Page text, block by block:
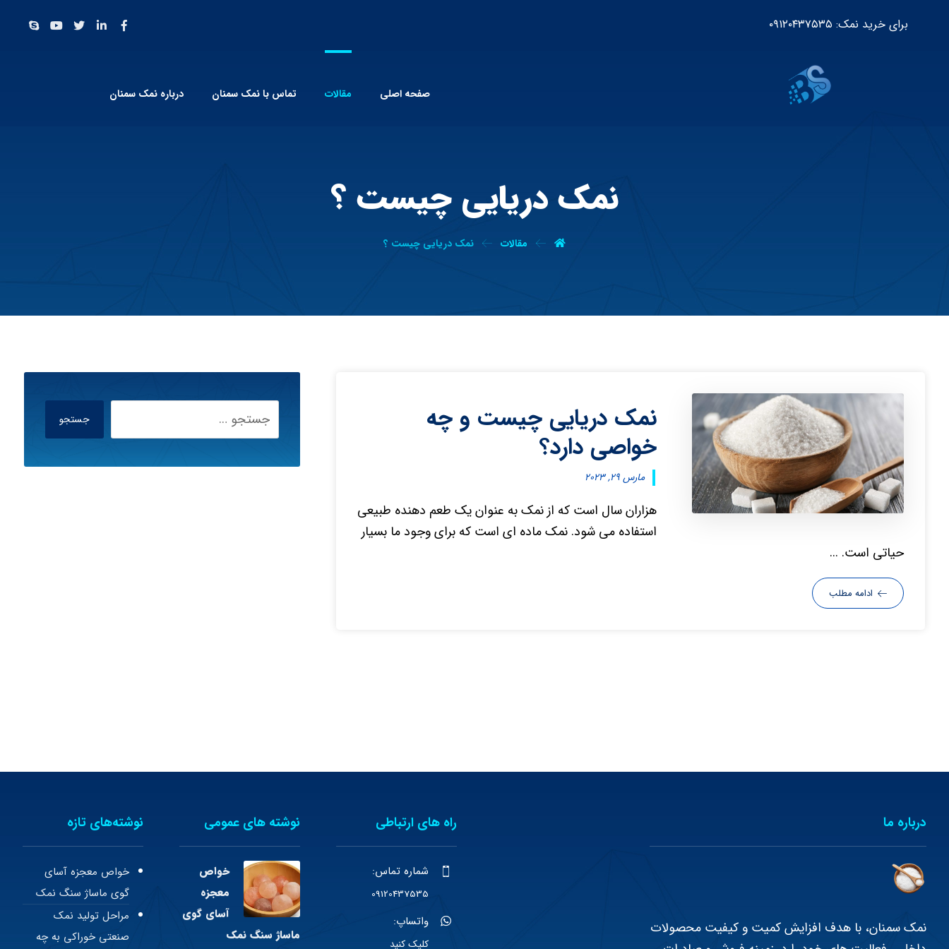
برای خرید نمک: ۰۹۱۲۰۴۳۷۵۳۵
صفحه اصلی مقالات تماس با نمک سمنان درباره نمک سمنان
نمک دریایی چیست ؟
مقالات نمک دریایی چیست ؟
نمک دریایی چیست و چه
خواصی دارد؟
مارس ۲۹, ۲۰۲۳
هزاران سال است که از نمک به عنوان یک طعم دهنده طبیعی
استفاده می شود. نمک ماده ای است که برای وجود ما بسیار
حیاتی است. ...
ادامه مطلب
جستجو
درباره ما
نمک سمنان، با هدف افزایش کمیت و کیفیت محصولات
راه های ارتباطی
شماره تماس:
09120437535
واتساپ:
کلیک کنید
نوشته های عمومی
خواص
معجزه
آسای گوی
ماساژ سنگ نمک
نوشته‌های تازه
خواص معجزه آسای
گوی ماساژ سنگ نمک
مراحل تولید نمک
صنعتی خوراکی به چه